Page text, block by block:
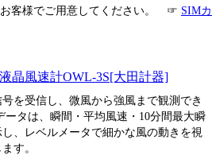
お客様でご用意してください。 ☞ SIMカ
晶風速計OWL-3S[大田計器]
を受信し、微風から強風まで観測でき
ータは、瞬間・平均風速・10分間最大瞬
、レベルメータで細かな風の動きを視
す。